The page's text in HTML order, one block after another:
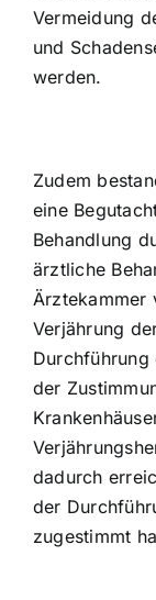
Vermeidung
und
werden.
Zudem
eine
Behandlung
ärztliche
Ärztekammer
Verjährung
der
dadurch
der
zugestimmt